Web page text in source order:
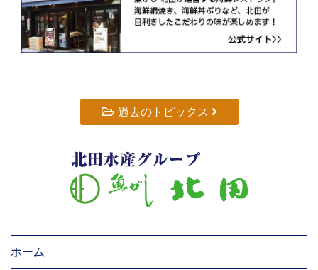
過去のトピックス
ホーム